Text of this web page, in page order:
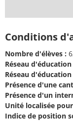
Conditions
Nombre d'élèves :
Réseau
Réseau
Présence d'une
Présence d'un
Unité localisée
Indice de position